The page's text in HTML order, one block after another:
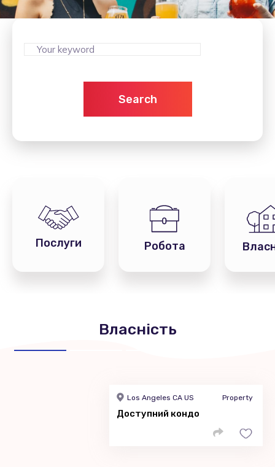
Search
Послуги Робота
Власність
Los Angeles CA US Property
Доступний кондо